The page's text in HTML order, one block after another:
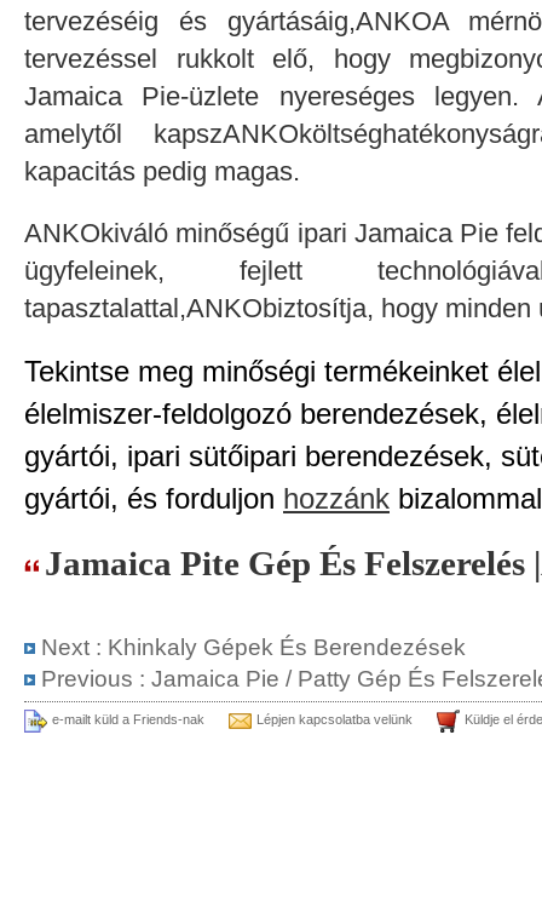
tervezéséig és gyártásáig,ANKOA
tervezéssel rukkolt elő, hogy
Jamaica Pie-üzlete nyereséges
amelytől
kapacitás pedig magas.
ANKOkiváló minőségű ipari Jamaica Pie
ügyfeleinek, fejlett
tapasztalattal,ANKObiztosítja, hogy
Tekintse meg minőségi termékeinket
élelmiszer-feldolgozó berendezések,
gyártói, ipari sütőipari berendezések,
gyártói, és forduljon hozzánk
Jamaica Pite Gép És
Next : Khinkaly Gépek És Berendezések
Previous : Jamaica Pie / Patty Gép És
e-mailt küld a Friends-nak Lépjen kapcsolatba velünk Küldje el